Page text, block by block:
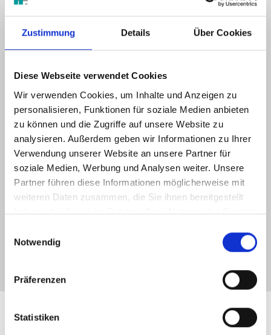
Zustimmung Details Über Cookies
Diese Webseite verwendet Cookies
Wir verwenden Cookies, um Inhalte und Anzeigen zu
personalisieren, Funktionen für soziale Medien anbieten
zu können und die Zugriffe auf unsere Website zu
analysieren. Außerdem geben wir Informationen zu Ihrer
Verwendung unserer Website an unsere Partner für
soziale Medien, Werbung und Analysen weiter. Unsere
Partner führen diese Informationen möglicherweise mit
weiteren Daten zusammen, die Sie ihnen bereitgestellt
haben oder die sie im Rahmen Ihrer Nutzung der Dienste
Notwendig
Präferenzen
Statistiken
Stundennachweise
Auswertungen über frei definierbare Zeiträume
Monatsbericht
Buchungsbericht
Show larger version for:
Arbeitspläne und Zeitmodelle